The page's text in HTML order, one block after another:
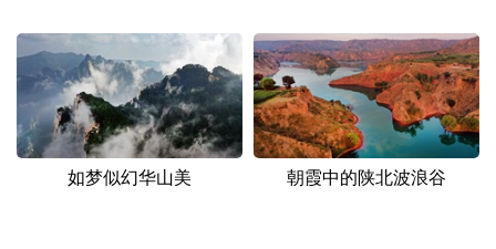
English Español Français عربى
Русский язык 日本語 한국어
Deutsch Português
如梦似幻华山美 朝霞中的陕北波浪谷